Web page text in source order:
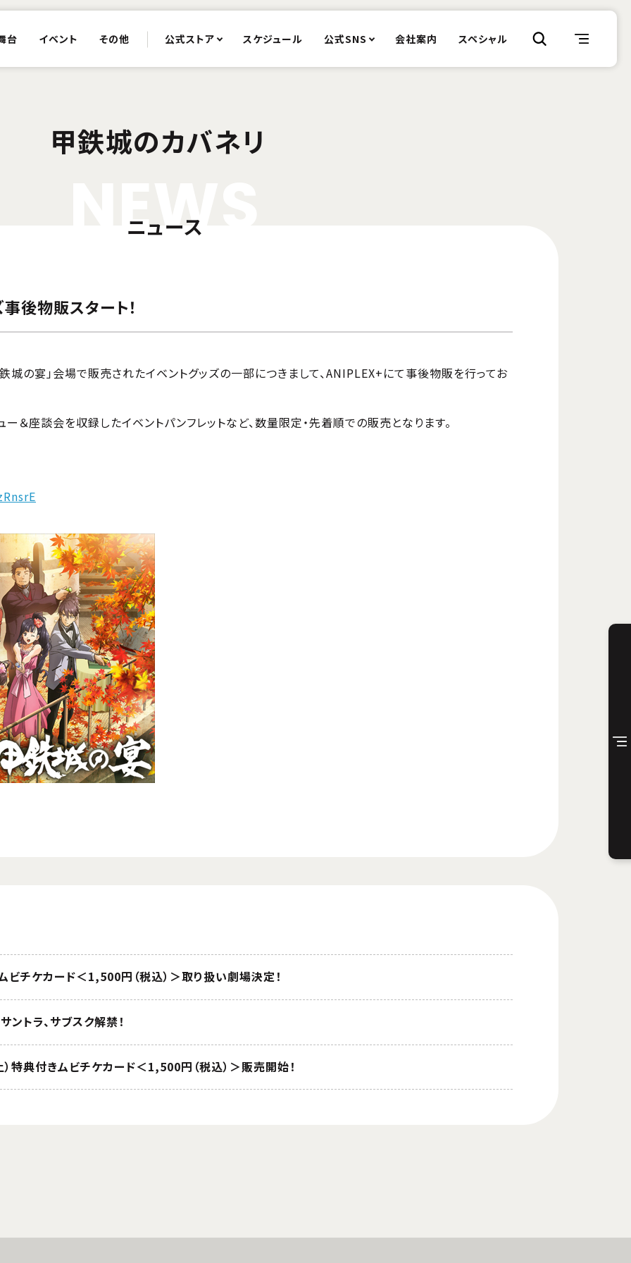
台 イベント その他 公式ストア スケジュール 公式SNS 会社案内 スペシャル
甲鉄城のカバネリ
EW
ニュース
後物販スタート！
の宴」会場で販売されたイベントグッズの一部につきまして、ANIPLEX+にて事後物販を行ってお
＆座談会を収録したイベントパンフレットなど、数量限定・先着順での販売となります。
チケカード＜1,500円（税込）＞取り扱い劇場決定！
ントラ、サブスク解禁！
特典付きムビチケカード＜1,500円（税込）＞販売開始！